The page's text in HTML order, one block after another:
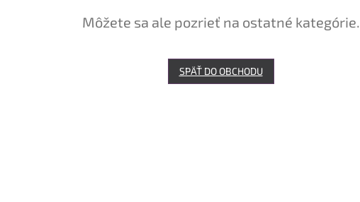
Môžete sa ale pozrieť na ostatné kategórie.
SPÄŤ DO OBCHODU